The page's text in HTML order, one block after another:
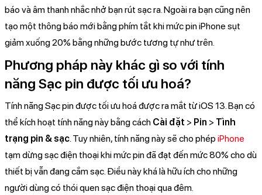
báo và âm thanh nhắc nhở bạn rút sạc ra. Ngoài ra bạn cũng nên
tạo một thông báo mới bằng phím tắt khi mức pin iPhone sụt
giảm xuống 20% bằng những bước tương tự như trên.
Phương pháp này khác gì so với tính
năng Sạc pin được tối ưu hoá?
Tính năng Sạc pin được tối ưu hoá được ra mắt từ iOS 13. Bạn có
thể kích hoạt tính năng này bằng cách Cài đặt > Pin > Tình
trạng pin & sạc . Tuy nhiên, tính năng này sẽ cho phép iPhone
tạm dừng sạc điện thoại khi mức pin đã đạt đến mức 80% cho dù
thiết bị vẫn đang cắm sạc. Điều này khá là hữu ích cho những
người dùng có thói quen sạc điện thoại qua đêm.